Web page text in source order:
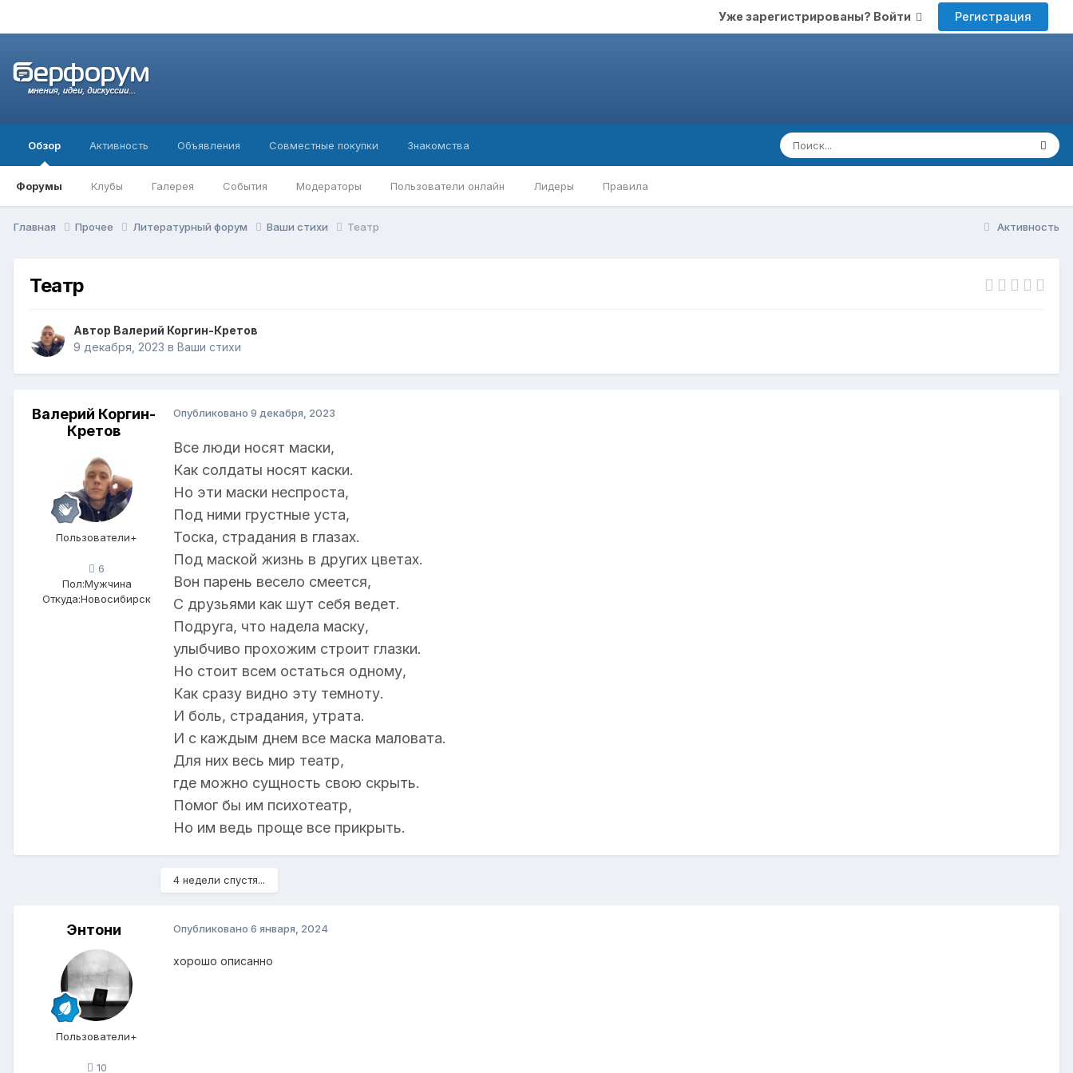
Уже зарегистрированы? Войти Регистрация
Обзор
Форумы Клубы Галерея События Модераторы Пользователи онлайн Лидеры Правила
Активность Объявления Совместные покупки Знакомства
Активность
Главная Прочее Литературный форум Ваши стихи Театр
Театр
Автор Валерий Коргин-Кретов
9 декабря, 2023 в Ваши стихи
Валерий Коргин-
Кретов
Пользователи+
6
Пол:Мужчина
Откуда:Новосибирск
Опубликовано 9 декабря, 2023
Все люди носят маски,
Как солдаты носят каски.
Но эти маски неспроста,
Под ними грустные уста,
Тоска, страдания в глазах.
Под маской жизнь в других цветах.
Вон парень весело смеется,
С друзьями как шут себя ведет.
Подруга, что надела маску,
улыбчиво прохожим строит глазки.
Но стоит всем остаться одному,
Как сразу видно эту темноту.
И боль, страдания, утрата.
И с каждым днем все маска маловата.
Для них весь мир театр,
где можно сущность свою скрыть.
Помог бы им психотеатр,
Но им ведь проще все прикрыть.
4 недели спустя...
Энтони
Пользователи+
10
Опубликовано 6 января, 2024
хорошо описанно